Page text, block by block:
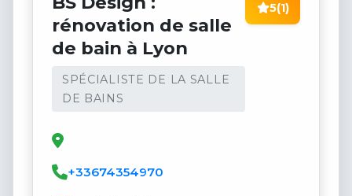
rénovation de salle
de bain à Lyon
SPÉCIALISTE DE LA SALLE
DE BAINS
5(1)
+33674354970